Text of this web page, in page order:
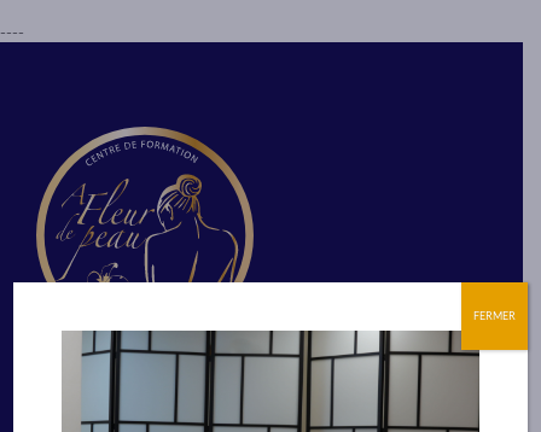
----
Siège social
269 Rue Duguesclin
FERMER